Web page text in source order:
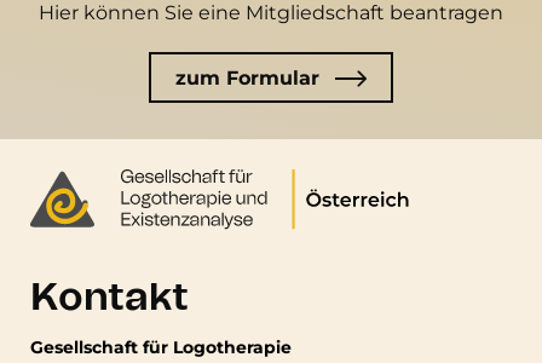
Hier können Sie eine Mitgliedschaft beantragen
zum Formular
Kontakt
Gesellschaft für Logotherapie